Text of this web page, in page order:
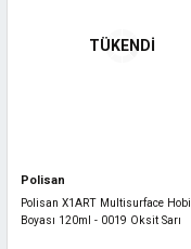
TÜKENDİ
Polisan
Polisan X1ART Multisurface Hobi
Boyası 120ml - 0019 Oksit Sarı